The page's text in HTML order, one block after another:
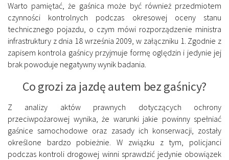
Warto pamiętać, że gaśnica może być również przedmiotem
czynności kontrolnych podczas okresowej oceny stanu
technicznego pojazdu, o czym mówi rozporządzenie ministra
infrastruktury z dnia 18 września 2009, w załączniku 1. Zgodnie z
zapisem kontrola gaśnicy przyjmuje formę oględzin i jedynie jej
brak powoduje negatywny wynik badania.
Co grozi za jazdę autem bez gaśnicy?
Z analizy aktów prawnych dotyczących ochrony
przeciwpożarowej wynika, że warunki jakie powinny spełniać
gaśnice samochodowe oraz zasady ich konserwacji, zostały
określone bardzo pobieżnie. W związku z tym, policjanci
podczas kontroli drogowej winni sprawdzić jedynie obowiązek